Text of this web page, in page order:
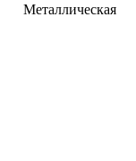
Металлическая